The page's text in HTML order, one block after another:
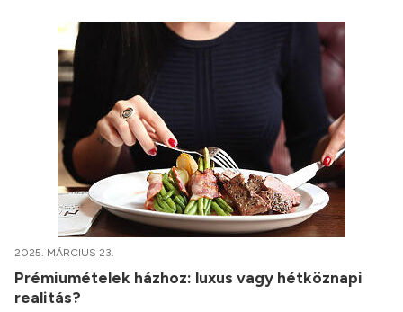
2025. MÁRCIUS 23.
Prémiumételek házhoz: luxus vagy hétköznapi
realitás?